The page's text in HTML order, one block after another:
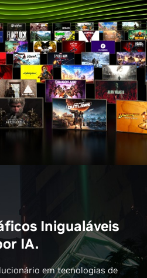
Inigualáveis
IA.
em tecnologias de